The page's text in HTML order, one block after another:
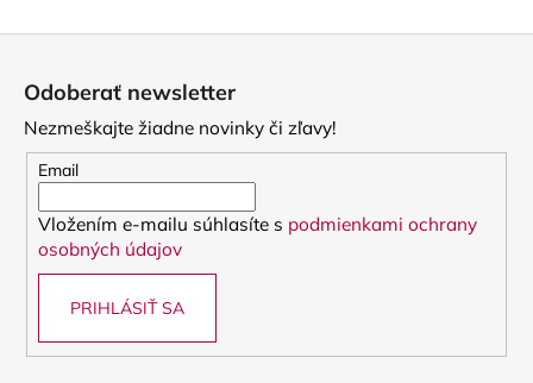
Odoberať newsletter
Nezmeškajte žiadne novinky či zľavy!
Email
Vložením e-mailu súhlasíte s podmienkami ochrany
osobných údajov
PRIHLÁSIŤ SA